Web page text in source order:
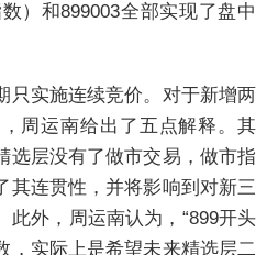
）和899003全部实现了盘中
实施连续竞价。对于新增两
周运南给出了五点解释。其
选层没有了做市交易，做市指
其连贯性，并将影响到对新三
此外，周运南认为，“899开头
，实际上是希望未来精选层二